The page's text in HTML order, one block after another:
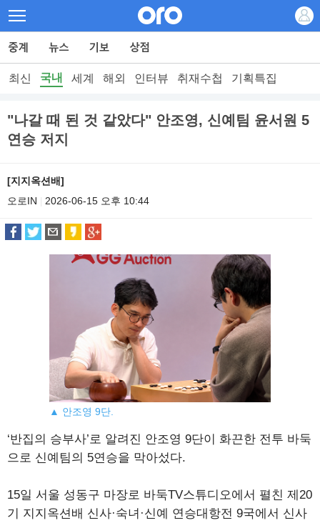
최신 국내 세계 해외 인터뷰 취재수첩 기획특집
"나갈 때 된 것 같았다" 안조영, 신예팀 윤서원 5
연승 저지
[지지옥션배]
오로IN
2026-06-15 오후 10:44
▲ 안조영 9단.
‘반집의 승부사’로 알려진 안조영 9단이 화끈한 전투 바둑
으로 신예팀의 5연승을 막아섰다.
15일 서울 성동구 마장로 바둑TV스튜디오에서 펼친 제20
기 지지옥션배 신사·숙녀·신예 연승대항전 9국에서 신사